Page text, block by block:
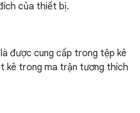
của thiết bị.
được cung cấp trong tệp kê
kê trong ma trận tương thích